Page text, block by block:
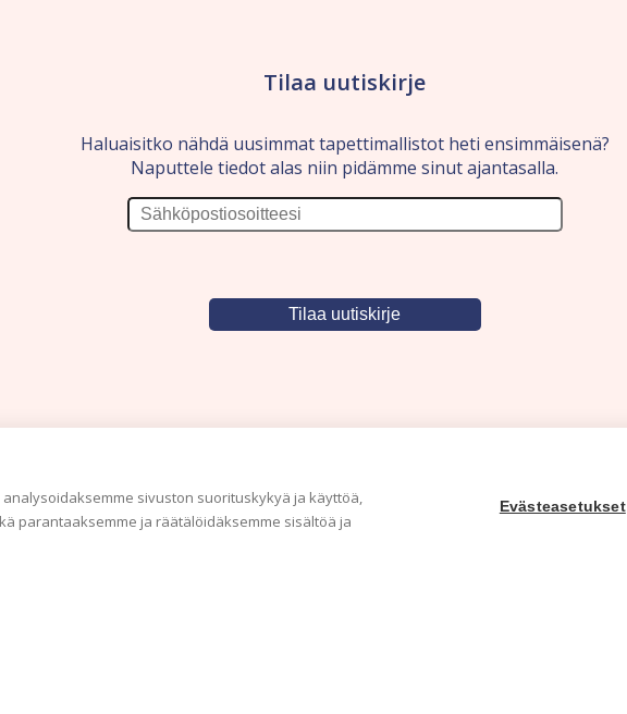
sivuston suorituskykyä ja käyttöä,
parantaaksemme ja räätälöidäksemme sisältöä ja
Evästeasetukset
Tilaa uutiskirje
Haluaisitko nähdä uusimmat tapettimallistot heti ensimmäisenä?
Naputtele tiedot alas niin pidämme sinut ajantasalla.